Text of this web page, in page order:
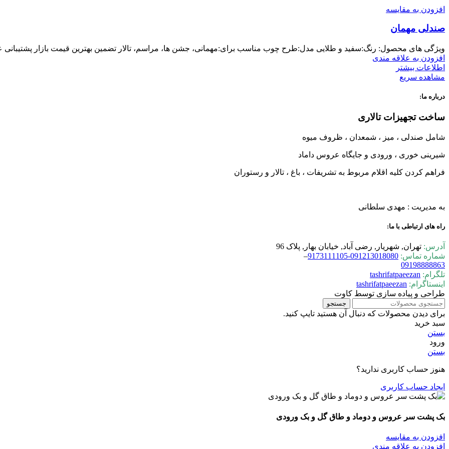
افزودن به مقایسه
صندلی مهمان
ویژگی های محصول: رنگ:سفید و طلایی مدل:طرح چوب مناسب برای:مهمانی، جشن ها، مراسم، تالار تضمین بهترین قیمت بازار پشتیبانی
افزودن به علاقه مندی
اطلاعات بیشتر
مشاهده سریع
درباره ما:
ساخت تجهیزات تالاری
شامل صندلی ، میز ، شمعدان ، ظروف میوه
شیرینی خوری ، ورودی و جایگاه عروس داماد
فراهم کردن کلیه اقلام مربوط به تشریفات ، باغ ، تالار و رستوران
به مدیریت : مهدی سلطانی
راه های ارتباطی با ما:
آدرس: تهران, شهریار, رضی آباد, خیابان بهار, پلاک 96
شماره تماس:
091213018080-9173111105
–
09198888863
تلگرام: tashrifatpaeezan
اینستاگرام: tashrifatpaeezan
طراحی و پیاده سازی توسط کاوت
جستجو
برای دیدن محصولات که دنبال آن هستید تایپ کنید.
سبد خرید
بستن
ورود
بستن
هنوز حساب کاربری ندارید؟
ایجاد حساب کاربری
بک پشت سر عروس و دوماد و طاق گل و بک ورودی
افزودن به مقایسه
افزودن به علاقه مندی